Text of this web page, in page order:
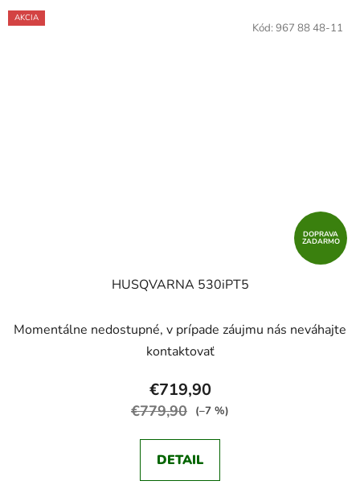
AKCIA
DOPRAVA
ZADARMO
HUSQVARNA 530iPT5
Momentálne nedostupné, v prípade záujmu nás neváhajte
kontaktovať
€719,90
€779,90 (–7 %)
DETAIL
Kód: 967 88 48-11